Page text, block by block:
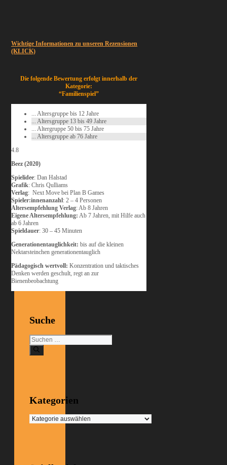
Wichtige Informationen zu unseren Rezensionen
(KLICK)
Die folgende Bewertung erfolgt innerhalb der
Kategorie:
“Familienspiel”
... Altersgruppe bis 12 Jahre
... Altersgruppe 13 bis 49 Jahre
... Altergruppe 50 bis 75 Jahre
... Altersgruppe ab 76 Jahre
4.8
Beez (2020)
Spielidee: Dan Halstad
Grafik: Chris Qulliams
Verlag: Next Move bei Plan B Games
Spieler:innenanzahl: 2 – 4 Personen
Altersempfehlung Verlag: Ab 8 Jahren
Eigene Altersempfehlung: Ab 7 Jahren, mit Hilfe auch
ab 6 Jahren
Spieldauer: 30 – 45 Minuten
Generationentauglichkeit:bis auf die kleinen
Nektarsteinchen generationentauglich
Pädagogisch wertvoll:Konzentration und taktisches
Denken werden geschult, regt an zur
Bienenbeobachtung
Suche
Suchen
nach:
Kategorien
Kategorien